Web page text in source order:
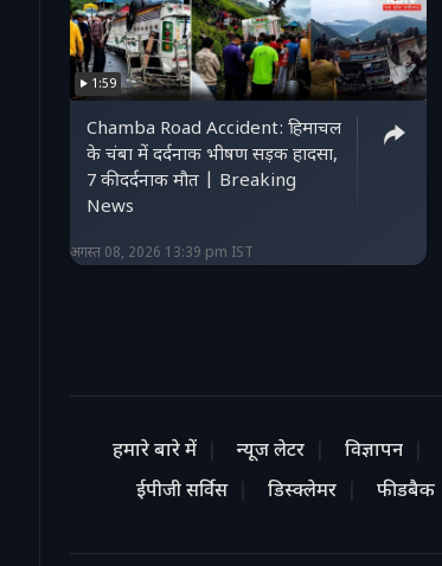
1:59
Chamba Road Accident: हिमाचल
के चंबा में दर्दनाक भीषण सड़क हादसा,
7 की दर्दनाक मौत | Breaking
News
अगस्त 08, 2026 13:39 pm IST
हमारे बारे में न्यूज लेटर विज्ञापन
ईपीजी सर्विस
डिस्क्लेमर फीडबैक